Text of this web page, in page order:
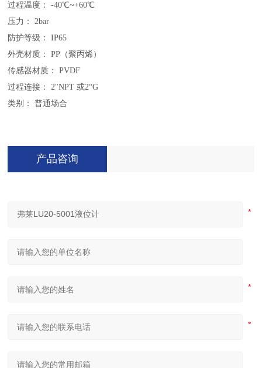
过程温度： -40℃~+60℃
压力： 2bar
防护等级： IP65
外壳材质： PP（聚丙烯）
传感器材质： PVDF
过程连接： 2"NPT 或2“G
类别： 普通场合
产品咨询